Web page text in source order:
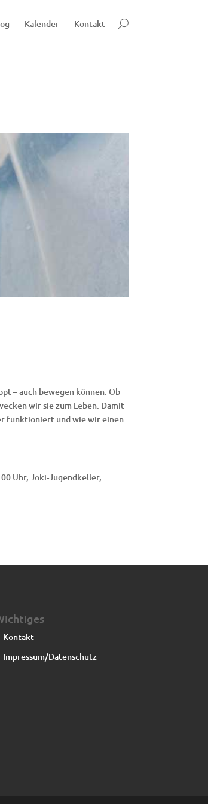
Kalender Kontakt
– auch bewegen können. Ob
wir sie zum Leben. Damit
funktioniert und wie wir einen
Uhr, Joki-Jugendkeller,
Kontakt
Impressum/Datenschutz